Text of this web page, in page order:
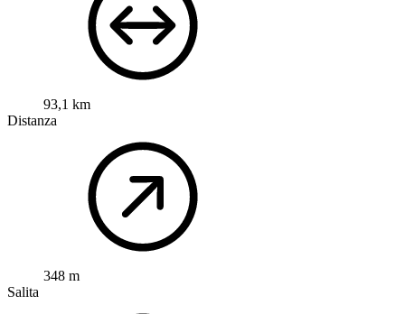
93,1 km
Distanza
348 m
Salita